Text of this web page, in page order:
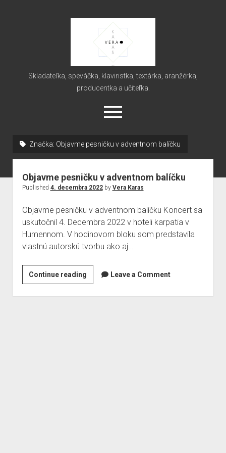
Karas
Skladateľka, speváčka, klaviristka, textárka, aranžérka,
producentka a učiteľka.
open
menu
O mne
Najvýznamnejšie koncerty
Fotogaléria
O mne v médiách
Literárna tvorba
Užitočná škola
Kontakt
Značka: Objavme pesničku v adventnom balíčku
Objavme pesničku v adventnom balíčku
Published 4. decembra 2022by Vera Karas
Objavme pesničku v adventnom balíčku Koncert sa
uskutočnil 4. Decembra 2022 v hoteli karpatia v
Humennom. V hodinovom bloku som predstavila
vlastnú autorskú tvorbu ako aj…
Continue readingObjavme
pesničku
v
Leave a Comment